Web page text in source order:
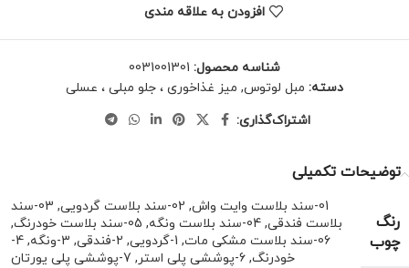
افزودن به علاقه مندی
شناسه محصول: 0031001301
دسته: مبل لوتوس, میز غذاخوری ، جلو مبلی ، عسلی
اشتراک‌گذاری:
توضیحات تکمیلی
رنگ
چوب
01-سند بلاست وایت واش , 02-سند بلاست گردویی ,
03-سند
بلاست فندقی, 04-سند بلاست ونگه , 05-سند بلاست خودرنگ
,
06-سند بلاست مشکی مات
, 1-گردویی , 2-فندقی , 3-ونگه ,
4-
خودرنگ, 6-پوششی پلی استر , 7-پوششی پلی یورتان